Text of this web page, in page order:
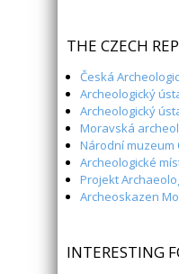
THE CZECH
Česká
Archeologický
Archeologický
Moravská
Národní muzeum
Archeologické
Projekt
Archeoskazen
INTERESTING